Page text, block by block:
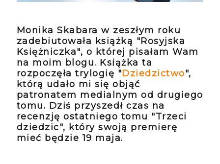
Monika Skabara w zeszłym roku
zadebiutowała książką "Rosyjska
Księżniczka", o której pisałam Wam
na moim blogu. Książka ta
rozpoczęła trylogię "Dziedzictwo",
którą udało mi się objąć
patronatem medialnym od drugiego
tomu. Dziś przyszedł czas na
recenzję ostatniego tomu "Trzeci
dziedzic", który swoją premierę
mieć będzie 19 maja.